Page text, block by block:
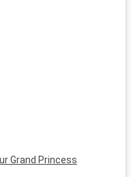
Grand Princess